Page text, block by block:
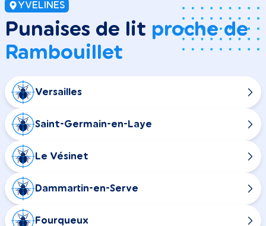
YVELINES
Punaises de lit proche de
Rambouillet
Versailles
Saint-Germain-en-Laye
Le Vésinet
Dammartin-en-Serve
Fourqueux